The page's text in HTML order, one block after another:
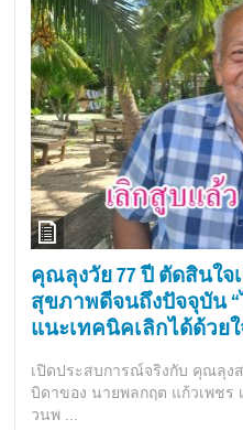
คุณลุงวัย 77 ปี ตัดสินใ
สุขภาพดีจนถึงปัจจุบัน “
แนะเทคนิคเลิกได้ด้วยใ
เปิดประสบการณ์จริงกับ คุณลุง
บิดาของ นายพลกฤต แก้วเพชร
วนพ ...